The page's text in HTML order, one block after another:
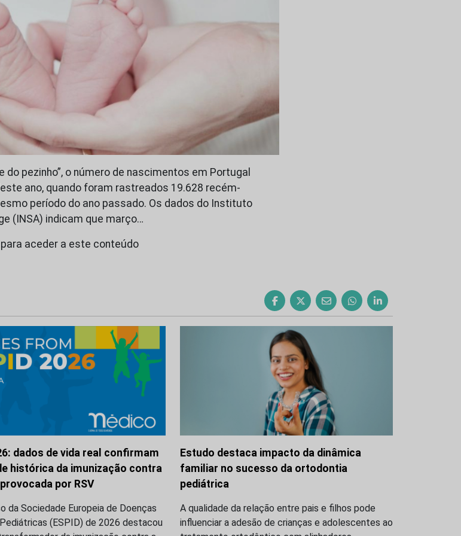
pezinho”, o número de nascimentos em Portugal
ano, quando foram rastreados 19.628 recém-
período do ano passado. Os dados do Instituto
(INSA) indicam que março…
para aceder a este conteúdo
dados de vida real confirmam
histórica da imunização contra
por RSV
da Sociedade Europeia de Doenças
(ESPID) de 2026 destacou
Estudo destaca impacto da dinâmica
familiar no sucesso da ortodontia
pediátrica
A qualidade da relação entre pais e filhos pode
influenciar a adesão de crianças e adolescentes ao